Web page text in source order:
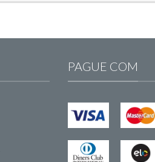
PAGUE COM